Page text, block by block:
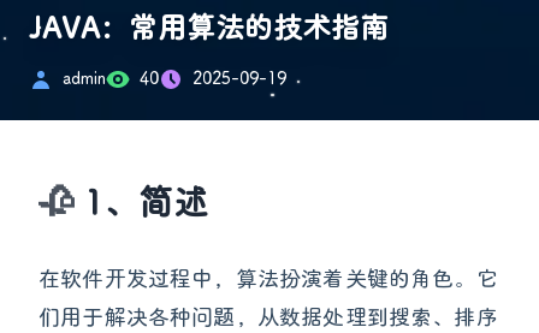
JAVA：常用算法的技术指南
admin 40 2025-09-19
1、简述
在软件开发过程中，算法扮演着关键的角色。它
们用于解决各种问题，从数据处理到搜索、排序